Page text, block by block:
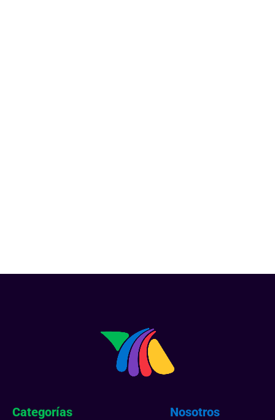
Categorías Nosotros